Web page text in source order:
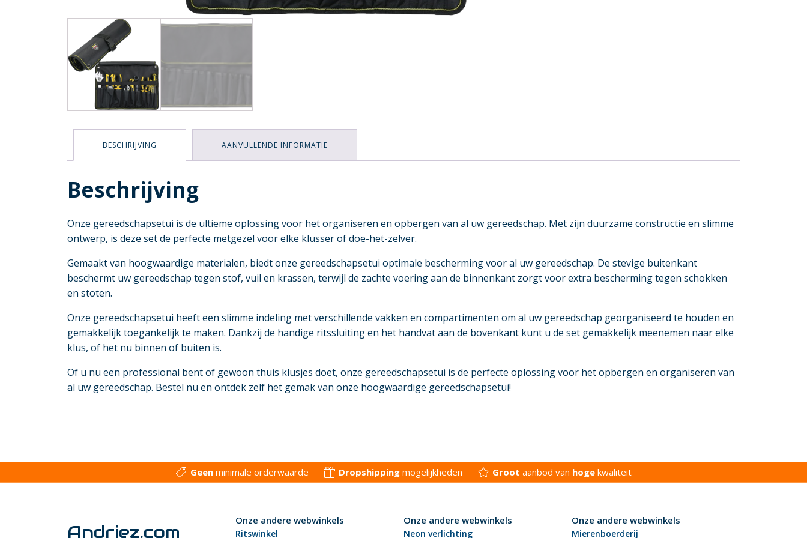
BESCHRIJVING AANVULLENDE INFORMATIE
Beschrijving
Onze gereedschapsetui is de ultieme oplossing voor het organiseren en opbergen van al uw gereedschap. Met zijn duurzame constructie en slimme
ontwerp, is deze set de perfecte metgezel voor elke klusser of doe-het-zelver.
Gemaakt van hoogwaardige materialen, biedt onze gereedschapsetui optimale bescherming voor al uw gereedschap. De stevige buitenkant
beschermt uw gereedschap tegen stof, vuil en krassen, terwijl de zachte voering aan de binnenkant zorgt voor extra bescherming tegen schokken
en stoten.
Onze gereedschapsetui heeft een slimme indeling met verschillende vakken en compartimenten om al uw gereedschap georganiseerd te houden en
gemakkelijk toegankelijk te maken. Dankzij de handige ritssluiting en het handvat aan de bovenkant kunt u de set gemakkelijk meenemen naar elke
klus, of het nu binnen of buiten is.
Of u nu een professional bent of gewoon thuis klusjes doet, onze gereedschapsetui is de perfecte oplossing voor het opbergen en organiseren van
al uw gereedschap. Bestel nu en ontdek zelf het gemak van onze hoogwaardige gereedschapsetui!
Geen minimale orderwaarde Dropshipping mogelijkheden Groot aanbod van hoge kwaliteit
Andriez.com
Onze andere webwinkels
Ritswinkel
Onze andere webwinkels
Neon verlichting
Onze andere webwinkels
Mierenboerderij